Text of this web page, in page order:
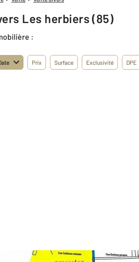
Les herbiers (85)
:
Prix Surface Exclusivité DPE